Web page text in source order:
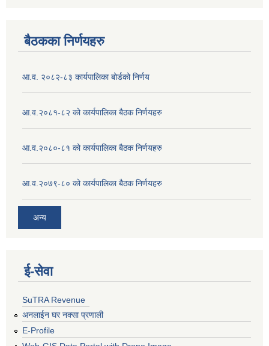
बैठकका निर्णयहरु
आ.व. २०८२-८३ कार्यपालिका बोर्डको निर्णय
आ.व.२०८१-८२ को कार्यपालिका बैठक निर्णयहरु
आ.व.२०८०-८१ को कार्यपालिका बैठक निर्णयहरु
आ.व.२०७९-८० को कार्यपालिका बैठक निर्णयहरु
अन्य
ई‍-सेवा
SuTRA Revenue
अनलाईन घर नक्सा प्रणाली
E-Profile